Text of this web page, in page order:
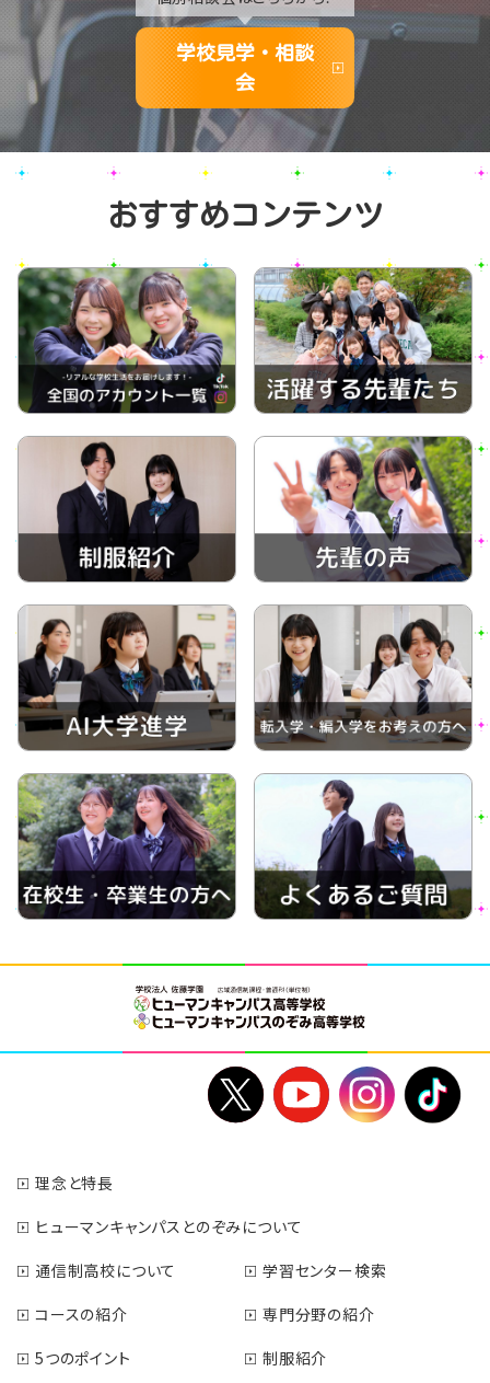
学校見学・相談
会
おすすめコンテンツ
理念と特長
ヒューマンキャンパスとのぞみについて
通信制高校について
学習センター検索
コースの紹介
専門分野の紹介
5つのポイント
制服紹介